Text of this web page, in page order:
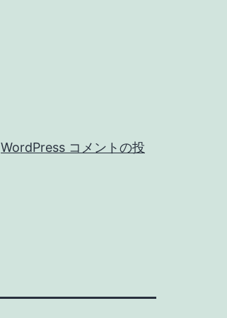
WordPress コメントの投